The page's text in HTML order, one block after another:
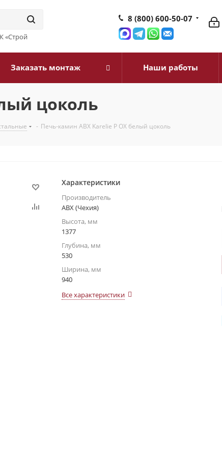
«Строй
8 (800) 600-50-07
Заказать монтаж Наши работы
цоколь
- Печь-камин ABX Karelie P OX белый цоколь
Характеристики
Производитель
ABX (Чехия)
Высота, мм
1377
Глубина, мм
530
Ширина, мм
940
Все характеристики